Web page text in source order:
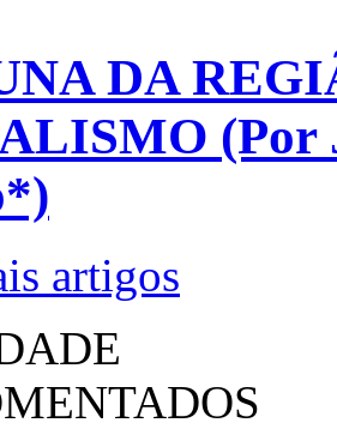
DA
(Por
artigos